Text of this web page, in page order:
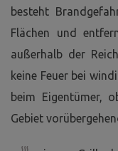
besteht
Flächen und
außerhalb der
keine Feuer bei
beim Eigentümer,
Gebiet